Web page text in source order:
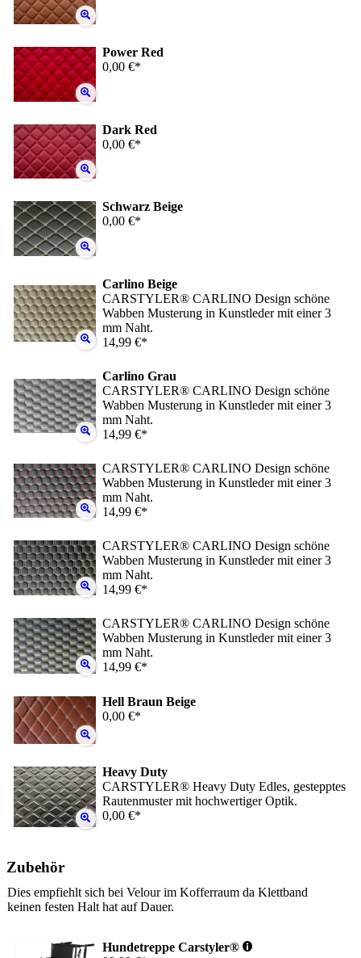
Power Red
0,00 €*
Dark Red
0,00 €*
Schwarz Beige
0,00 €*
Carlino Beige
CARSTYLER® CARLINO Design schöne
Wabben Musterung in Kunstleder mit einer 3
mm Naht.
14,99 €*
Carlino Grau
CARSTYLER® CARLINO Design schöne
Wabben Musterung in Kunstleder mit einer 3
mm Naht.
14,99 €*
CARSTYLER® CARLINO Design schöne
Wabben Musterung in Kunstleder mit einer 3
mm Naht.
14,99 €*
CARSTYLER® CARLINO Design schöne
Wabben Musterung in Kunstleder mit einer 3
mm Naht.
14,99 €*
CARSTYLER® CARLINO Design schöne
Wabben Musterung in Kunstleder mit einer 3
mm Naht.
14,99 €*
Hell Braun Beige
0,00 €*
Heavy Duty
CARSTYLER® Heavy Duty Edles, gestepptes
Rautenmuster mit hochwertiger Optik.
0,00 €*
Zubehör
Dies empfiehlt sich bei Velour im Kofferraum da Klettband
keinen festen Halt hat auf Dauer.
Hundetreppe Carstyler®